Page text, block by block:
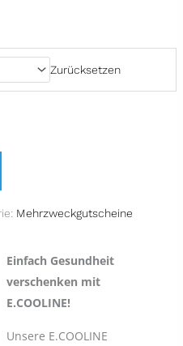
Zurücksetzen
Mehrzweckgutscheine
Einfach Gesundheit
verschenken mit
E.COOLINE!
Unsere E.COOLINE